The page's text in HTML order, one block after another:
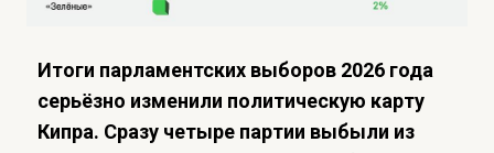
Итоги парламентских выборов 2026 года
серьёзно изменили политическую карту
Кипра. Сразу четыре партии выбыли из